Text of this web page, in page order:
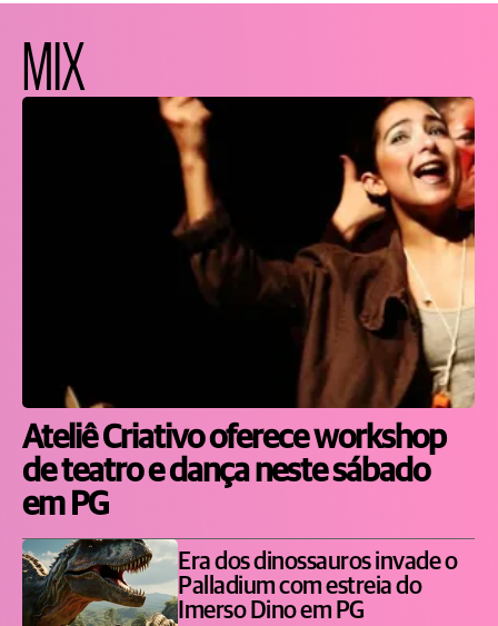
MIX
Ateliê Criativo oferece workshop
de teatro e dança neste sábado
em PG
Era dos dinossauros invade o
Palladium com estreia do
Imerso Dino em PG